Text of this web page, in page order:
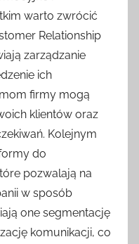
warto zwrócić
Relationship
zarządzanie
ich
firmy mogą
klientów oraz
Kolejnym
do
pozwalają na
w sposób
one segmentację
komunikacji, co